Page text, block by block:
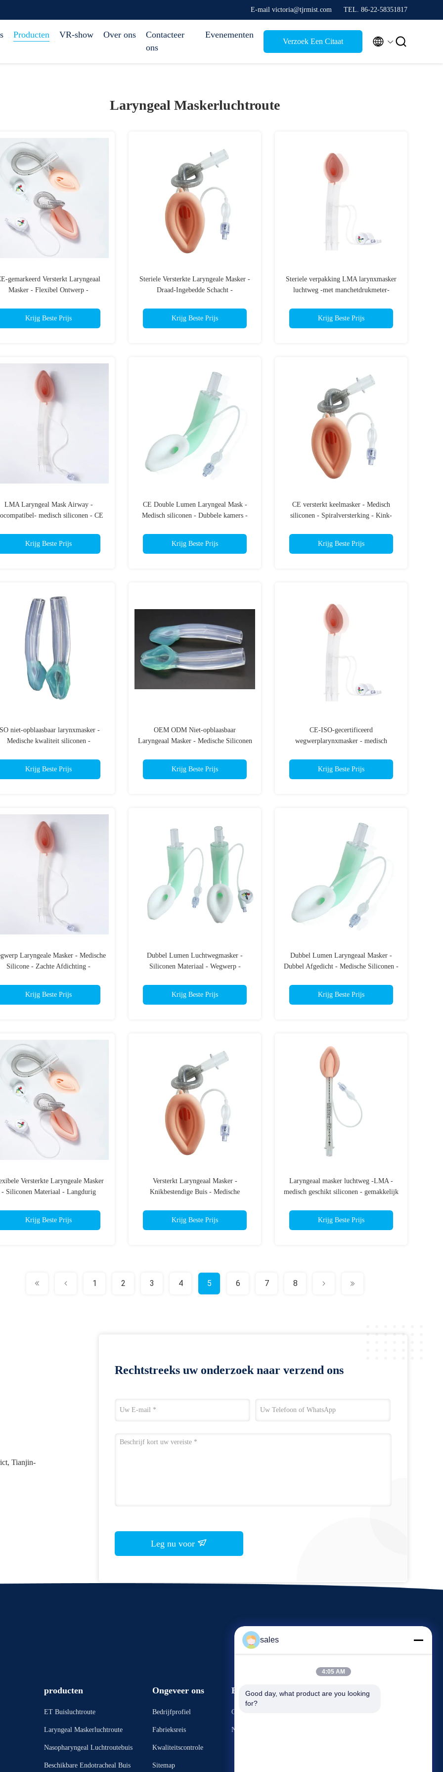
E-mail victoria@tjrmist.com TEL. 86-22-58351817
Producten VR-show Over ons
Contacteer
ons
Evenementen
Verzoek Een Citaat  
Laryngeal Maskerluchtroute
gemarkeerd Versterkt Laryngeaal
Masker - Flexibel Ontwerp -
Krijg Beste Prijs
Steriele Versterkte Laryngeale Masker -
Draad-Ingebedde Schacht -
Krijg Beste Prijs
Steriele verpakking LMA larynxmasker
luchtweg -met manchetdrukmeter-
Krijg Beste Prijs
LMA Laryngeal Mask Airway -
medisch siliconen - CE
Krijg Beste Prijs
CE Double Lumen Laryngeal Mask -
Medisch siliconen - Dubbele kamers -
Krijg Beste Prijs
CE versterkt keelmasker - Medisch
siliconen - Spiralversterking - Kink-
Krijg Beste Prijs
niet-opblaasbaar larynxmasker -
Medische kwaliteit siliconen -
Krijg Beste Prijs
OEM ODM Niet-opblaasbaar
Laryngeaal Masker - Medische Siliconen
Krijg Beste Prijs
CE-ISO-gecertificeerd
wegwerplarynxmasker - medisch
Krijg Beste Prijs
Laryngeale Masker - Medische
Silicone - Zachte Afdichting -
Krijg Beste Prijs
Dubbel Lumen Luchtwegmasker -
Siliconen Materiaal - Wegwerp -
Krijg Beste Prijs
Dubbel Lumen Laryngeaal Masker -
Dubbel Afgedicht - Medische Siliconen -
Krijg Beste Prijs
Versterkte Laryngeale Masker
- Siliconen Materiaal - Langdurig
Krijg Beste Prijs
Versterkt Laryngeaal Masker -
Knikbestendige Buis - Medische
Krijg Beste Prijs
Laryngeaal masker luchtweg -LMA -
medisch geschikt siliconen - gemakkelijk
Krijg Beste Prijs
1 2 3 4 5 6 7 8
Tianjin-
Rechtstreeks uw onderzoek naar verzend ons
Leg nu voor
producten
ET Buisluchtroute
Laryngeal Maskerluchtroute
Nasopharyngeal Luchtroutebuis
Beschikbare Endotracheal Buis
Ongeveer ons
Bedrijfprofiel
Fabrieksreis
Kwaliteitscontrole
Sitemap
Evenementen
Gevallen
Nieuws
Verzoek Een Citaat
sales
4:05 AM
Good day, what product are you looking
for?